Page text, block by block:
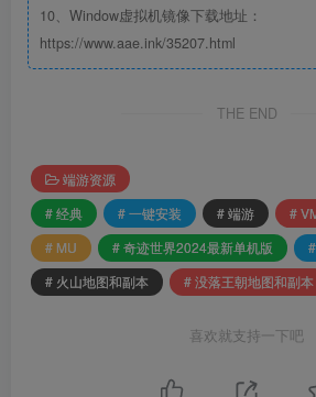
10、Window虚拟机镜像下载地址：
https://www.aae.ink/35207.html
THE END
端游资源
# 经典
# 一键安装 # 端游
#
# MU
# 奇迹世界2024最新单机版
# 火山地图和副本
# 没落王朝地图和副本
喜欢就支持一下吧